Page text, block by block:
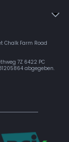
Chalk Farm Road
7Z 6422 PC
abgegeben.